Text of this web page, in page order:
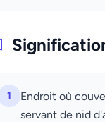
1
Endroit où
servant de nid